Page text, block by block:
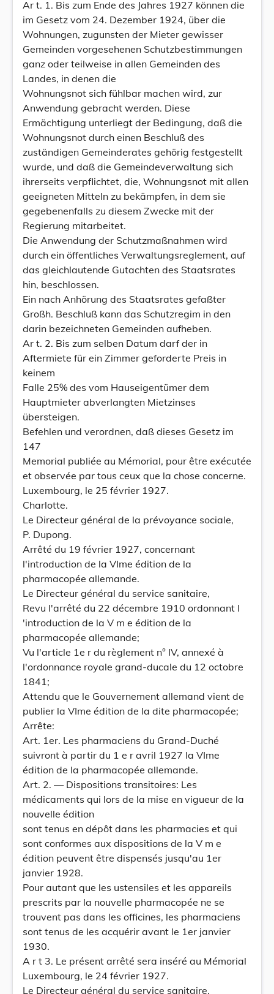
Ar t. 1. Bis zum Ende des Jahres 1927 können die
im Gesetz vom 24. Dezember 1924, über die
Wohnungen, zugunsten der Mieter gewisser
Gemeinden vorgesehenen Schutzbestimmungen
ganz oder teilweise in allen Gemeinden des
Landes, in denen die
Wohnungsnot sich fühlbar machen wird, zur
Anwendung gebracht werden. Diese
Ermächtigung unterliegt der Bedingung, daß die
Wohnungsnot durch einen Beschluß des
zuständigen Gemeinderates gehörig festgestellt
wurde, und daß die Gemeindeverwaltung sich
ihrerseits verpflichtet, die, Wohnungsnot mit allen
geeigneten Mitteln zu bekämpfen, in dem sie
gegebenenfalls zu diesem Zwecke mit der
Regierung mitarbeitet.
Die Anwendung der Schutzmaßnahmen wird
durch ein öffentliches Verwaltungsreglement, auf
das gleichlautende Gutachten des Staatsrates
hin, beschlossen.
Ein nach Anhörung des Staatsrates gefaßter
Großh. Beschluß kann das Schutzregim in den
darin bezeichneten Gemeinden aufheben.
Ar t. 2. Bis zum selben Datum darf der in
Aftermiete für ein Zimmer geforderte Preis in
keinem
Falle 25% des vom Hauseigentümer dem
Hauptmieter abverlangten Mietzinses
übersteigen.
Befehlen und verordnen, daß dieses Gesetz im
147
Memorial publiée au Mémorial, pour être exécutée
et observée par tous ceux que la chose concerne.
Luxembourg, le 25 février 1927.
Charlotte.
Le Directeur général de la prévoyance sociale,
P. Dupong.
Arrêté du 19 février 1927, concernant
l'introduction de la VIme édition de la
pharmacopée allemande.
Le Directeur général du service sanitaire,
Revu l'arrêté du 22 décembre 1910 ordonnant l
'introduction de la V m e édition de la
pharmacopée allemande;
Vu l'article 1e r du règlement n° IV, annexé à
l'ordonnance royale grand-ducale du 12 octobre
1841;
Attendu que le Gouvernement allemand vient de
publier la VIme édition de la dite pharmacopée;
Arrête:
Art. 1er. Les pharmaciens du Grand-Duché
suivront à partir du 1 e r avril 1927 la VIme
édition de la pharmacopée allemande.
Art. 2. — Dispositions transitoires: Les
médicaments qui lors de la mise en vigueur de la
nouvelle édition
sont tenus en dépôt dans les pharmacies et qui
sont conformes aux dispositions de la V m e
édition peuvent être dispensés jusqu'au 1er
janvier 1928.
Pour autant que les ustensiles et les appareils
prescrits par la nouvelle pharmacopée ne se
trouvent pas dans les officines, les pharmaciens
sont tenus de les acquérir avant le 1er janvier
1930.
A r t 3. Le présent arrêté sera inséré au Mémorial
Luxembourg, le 24 février 1927.
Le Directeur général du service sanitaire,